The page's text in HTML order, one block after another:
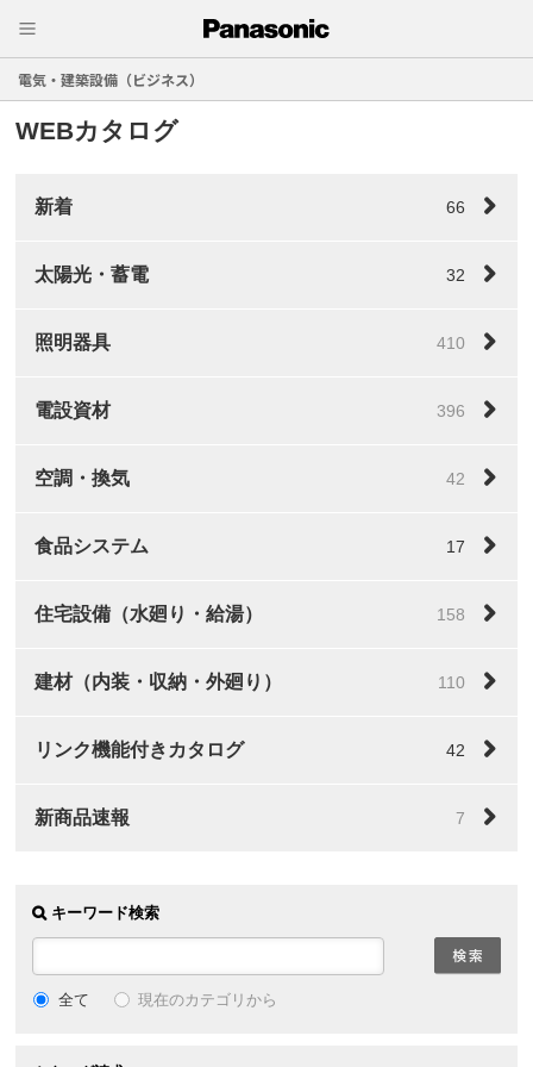
電気・建築設備（ビジネス）
WEBカタログ
新着 66
太陽光・蓄電 32
照明器具 410
電設資材 396
空調・換気 42
食品システム 17
住宅設備（水廻り・給湯） 158
建材（内装・収納・外廻り） 110
リンク機能付きカタログ 42
新商品速報 7
キーワード検索
全て 現在のカテゴリから